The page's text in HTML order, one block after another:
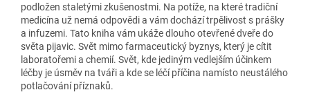
podložen staletými zkušenostmi. Na potíže, na které tradiční
medicína už nemá odpovědi a vám dochází trpělivost s prášky
a infuzemi. Tato kniha vám ukáže dlouho otevřené dveře do
světa pijavic. Svět mimo farmaceutický byznys, který je cítit
laboratořemi a chemií. Svět, kde jediným vedlejším účinkem
léčby je úsměv na tváři a kde se léčí příčina namísto neustálého
potlačování příznaků.